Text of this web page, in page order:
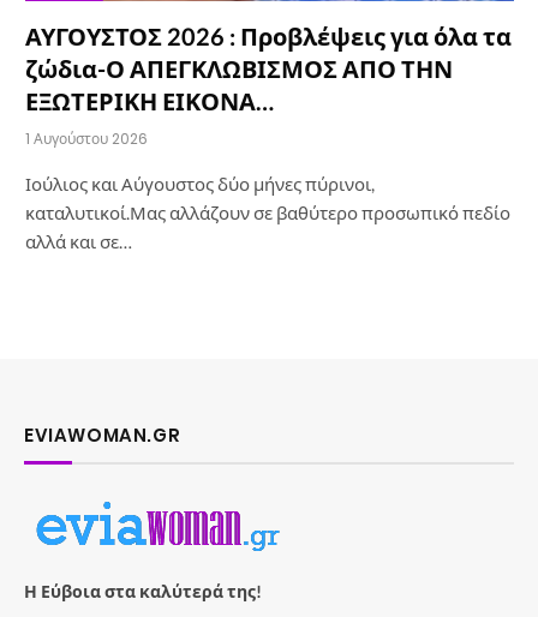
ΑΥΓΟΥΣΤΟΣ 2026 : Προβλέψεις για όλα τα
ζώδια-Ο ΑΠΕΓΚΛΩΒΙΣΜΟΣ ΑΠΟ ΤΗΝ
ΕΞΩΤΕΡΙΚΗ ΕΙΚΟΝΑ…
1 Αυγούστου 2026
Ιούλιος και Αύγουστος δύο μήνες πύρινοι,
καταλυτικοί.Μας αλλάζουν σε βαθύτερο προσωπικό πεδίο
αλλά και σε…
EVIAWOMAN.GR
Η Εύβοια στα καλύτερά της!